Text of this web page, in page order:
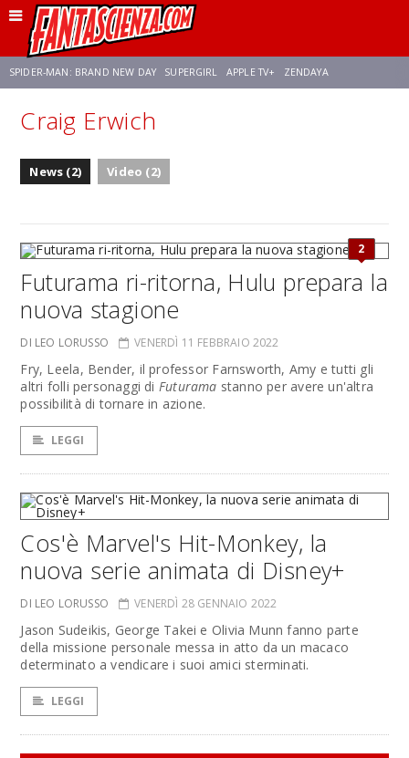
SPIDER-MAN: BRAND NEW DAY SUPERGIRL APPLE TV+ ZENDAYA
FRANCO RICCIARDIELLO AVENGERS: DOOMSDAY
Craig Erwich
News (2) Video (2)
2
Futurama ri-ritorna, Hulu prepara la
nuova stagione
DI LEO LORUSSO VENERDÌ 11 FEBBRAIO 2022
Fry, Leela, Bender, il professor Farnsworth, Amy e tutti gli
altri folli personaggi di Futurama stanno per avere un'altra
possibilità di tornare in azione.
LEGGI
Cos'è Marvel's Hit-Monkey, la
nuova serie animata di Disney+
DI LEO LORUSSO VENERDÌ 28 GENNAIO 2022
Jason Sudeikis, George Takei e Olivia Munn fanno parte
della missione personale messa in atto da un macaco
determinato a vendicare i suoi amici sterminati.
LEGGI